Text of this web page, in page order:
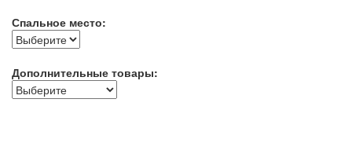
Спальное место:
Дополнительные товары: